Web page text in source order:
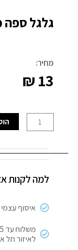
גלגל ספה
מחיר:
₪13
של
ספה
לפרקט
למה לקנות
איסוף
משלוח עד 5 ימי עסקים
לאיזור תל